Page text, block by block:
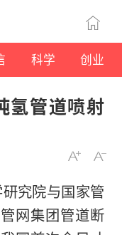
科学 创业
氢管道喷射
究院与国家管
网集团管道断